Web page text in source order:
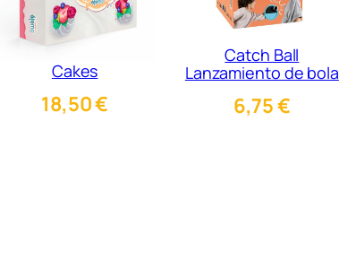
Cakes
18,50€
Catch Ball
Lanzamiento de bola
6,75€